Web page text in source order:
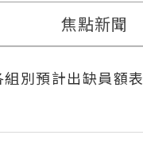
焦點新聞
別預計出缺員額表